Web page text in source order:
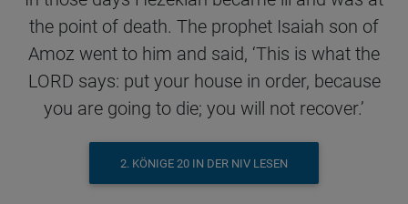
the point of death. The prophet Isaiah son of
Amoz went to him and said, ‘This is what the
LORD says: put your house in order, because
you are going to die; you will not recover.’
2. KÖNIGE 20 IN DER NIV LESEN